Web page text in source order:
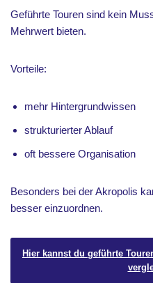
Geführte Touren sind kein
Mehrwert bieten.
Vorteile:
mehr Hintergrundwissen
strukturierter Ablauf
oft bessere Organisation
Besonders bei der Akropolis
besser einzuordnen.
Hier kannst du geführte